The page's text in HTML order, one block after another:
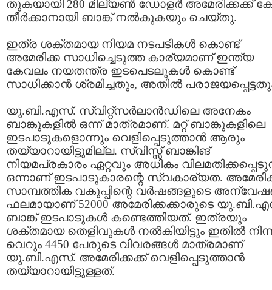
തുകയായി 280 മില്യണ്‍ ഡോളര്‍ അമേരിക്കക്ക്
തീര്‍ക്കാനായി ബാങ്ക് നല്‍കുകയും ചെയ്തു.
ഇത്ര ശക്തമായ നിയമ നടപടികള്‍ കൊണ്ട്
അമേരിക്ക സാധിച്ചെടുത്ത കാര്യമാണ് ഇന്ത്യ
കേവലം നയതന്ത്ര ഇടപെടലുകള്‍ കൊണ്ട്
സാധിക്കാന്‍ ശ്രമിച്ചതും, അതില്‍
യു.ബി.എസ്. സ്വിറ്റ്സര്‍ലാന്‍ഡിലെ അനേകം
ബാങ്കുകളില്‍ ഒന്ന് മാത്രമാണ്. മറ്റ് ബാങ്കുകളിലെ
ഇടപാടുകളൊന്നും വെളിപ്പെടുത്താന്‍ ആരും
തയ്യാറായിട്ടുമില്ല. സ്വിസ്സ് ബാങ്കിങ്
നിയമപ്രകാരം ഏറ്റവും അധികം
ഒന്നാണ് ഇടപാടുകാരന്റെ സ്വകാര്യത.
സാമ്പത്തിക വകുപ്പിന്റെ വര്‍ഷങ്ങളുടെ
ഫലമായാണ് 52000 അമേരിക്കക്കാരുടെ
ബാങ്ക് ഇടപാടുകള്‍ കണ്ടെത്തിയത്. ഇത്രയും
ശക്തമായ തെളിവുകള്‍ നല്‍കിയിട്ടും ഇതില്‍
വെറും 4450 പേരുടെ വിവരങ്ങള്‍ മാത്രമാണ്
യു.ബി.എസ്. അമേരിക്കക്ക് വെളിപ്പെടുത്താന്‍
തയ്യാറായിട്ടുള്ളത്.